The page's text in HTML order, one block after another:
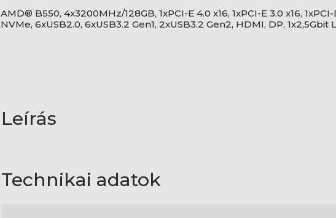
AMD® B550, 4x3200MHz/128GB, 1xPCI-E 4.0 x16, 1xPCI-E 3.0 x16, 1xPCI-
NVMe, 6xUSB2.0, 6xUSB3.2 Gen1, 2xUSB3.2 Gen2, HDMI, DP, 1x2,5Gbit
Leírás
Technikai adatok